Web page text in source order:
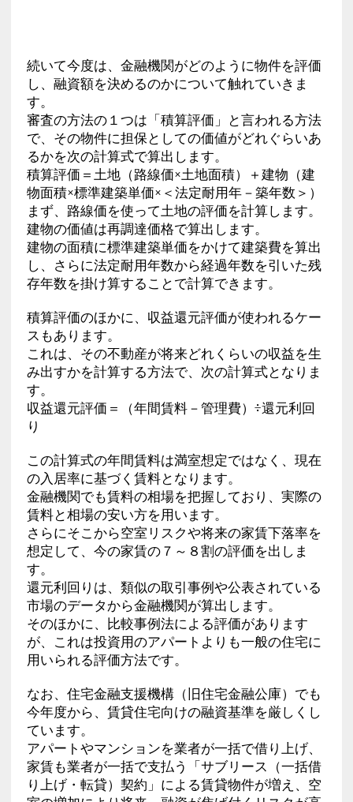
続いて今度は、金融機関がどのように物件を評価
し、融資額を決めるのかについて触れていきま
す。
審査の方法の１つは「積算評価」と言われる方法
で、その物件に担保としての価値がどれぐらいあ
るかを次の計算式で算出します。
積算評価＝土地（路線価×土地面積）＋建物（建
物面積×標準建築単価×＜法定耐用年－築年数＞）
まず、路線価を使って土地の評価を計算します。
建物の価値は再調達価格で算出します。
建物の面積に標準建築単価をかけて建築費を算出
し、さらに法定耐用年数から経過年数を引いた残
存年数を掛け算することで計算できます。
積算評価のほかに、収益還元評価が使われるケー
スもあります。
これは、その不動産が将来どれくらいの収益を生
み出すかを計算する方法で、次の計算式となりま
す。
収益還元評価＝（年間賃料－管理費）÷還元利回
り
この計算式の年間賃料は満室想定ではなく、現在
の入居率に基づく賃料となります。
金融機関でも賃料の相場を把握しており、実際の
賃料と相場の安い方を用います。
さらにそこから空室リスクや将来の家賃下落率を
想定して、今の家賃の７～８割の評価を出しま
す。
還元利回りは、類似の取引事例や公表されている
市場のデータから金融機関が算出します。
そのほかに、比較事例法による評価があります
が、これは投資用のアパートよりも一般の住宅に
用いられる評価方法です。
なお、住宅金融支援機構（旧住宅金融公庫）でも
今年度から、賃貸住宅向けの融資基準を厳しくし
ています。
アパートやマンションを業者が一括で借り上げ、
家賃も業者が一括で支払う「サブリース（一括借
り上げ・転貸）契約」による賃貸物件が増え、空